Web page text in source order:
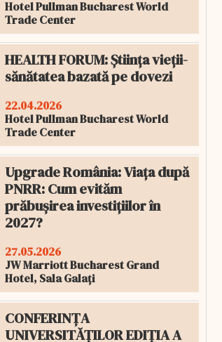
Hotel Pullman Bucharest World
Trade Center
HEALTH FORUM: Știința vieții-
sănătatea bazată pe dovezi
22.04.2026
Hotel Pullman Bucharest World
Trade Center
Upgrade România: Viața după
PNRR: Cum evităm
prăbușirea investițiilor în
2027?
27.05.2026
JW Marriott Bucharest Grand
Hotel, Sala Galați
CONFERINȚA
UNIVERSITĂȚILOR EDIȚIA A